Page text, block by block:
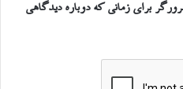
برای زمانی که دوباره دیدگاهی